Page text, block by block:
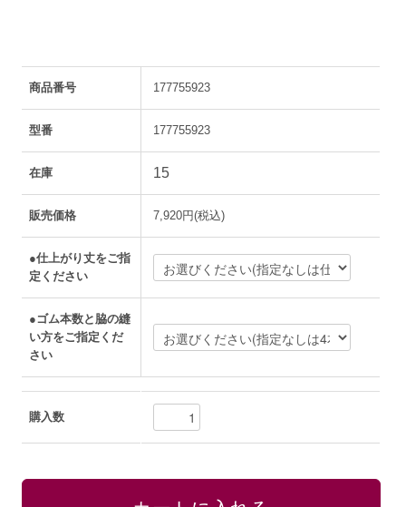
商品番号 177755923
型番 177755923
在庫 15
販売価格 7,920円(税込)
●仕上がり丈をご指
定ください
●ゴム本数と脇の縫
い方をご指定くだ
さい
購入数